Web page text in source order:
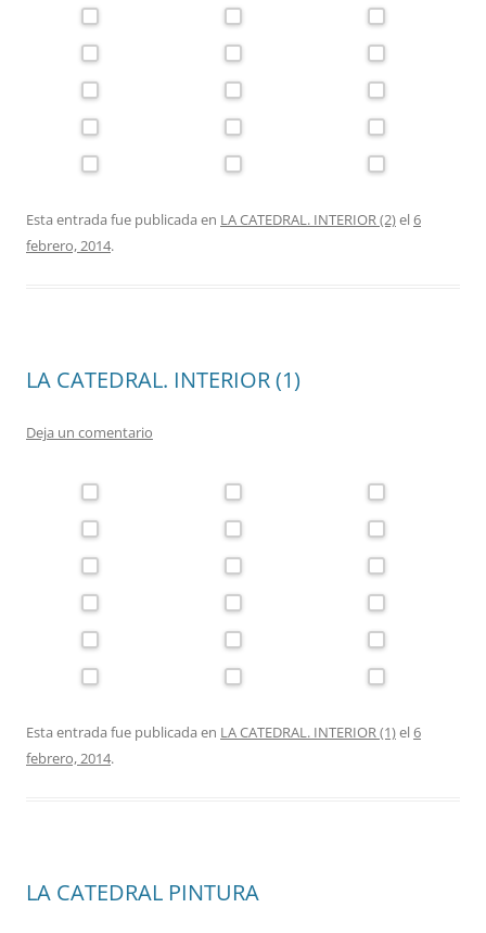
Esta entrada fue publicada en LA CATEDRAL. INTERIOR (2)el6
febrero, 2014.
LA CATEDRAL. INTERIOR (1)
Deja un comentario
Esta entrada fue publicada en LA CATEDRAL. INTERIOR (1)el6
febrero, 2014.
LA CATEDRAL PINTURA